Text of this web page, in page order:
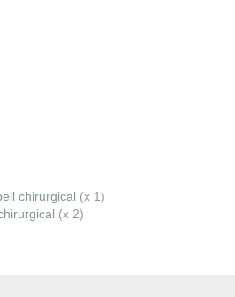
chirurgical (x 1)
(x 2)